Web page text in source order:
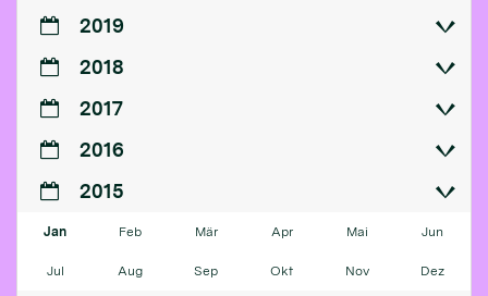
2019
2018
2017
2016
2015
Jan Feb Mär Apr Mai Jun
Jul Aug Sep Okt Nov Dez